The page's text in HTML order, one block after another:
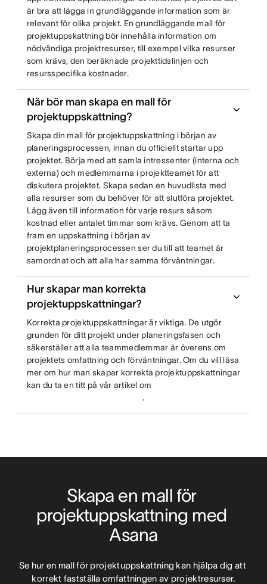
är bra att lägga in grundläggande information som är
relevant för olika projekt. En grundläggande mall för
projektuppskattning bör innehålla information om
nödvändiga projektresurser, till exempel vilka resurser
som krävs, den beräknade projekttidslinjen och
resursspecifika kostnader.
När bör man skapa en mall för
projektuppskattning?
Skapa din mall för projektuppskattning i början av
planeringsprocessen, innan du officiellt startar upp
projektet. Börja med att samla intressenter (interna och
externa) och medlemmarna i projektteamet för att
diskutera projektet. Skapa sedan en huvudlista med
alla resurser som du behöver för att slutföra projektet.
Lägg även till information för varje resurs såsom
kostnad eller antalet timmar som krävs. Genom att ta
fram en uppskattning i början av
projektplaneringsprocessen ser du till att teamet är
samordnat och att alla har samma förväntningar.
Hur skapar man korrekta
projektuppskattningar?
Korrekta projektuppskattningar är viktiga. De utgör
grunden för ditt projekt under planeringsfasen och
säkerställer att alla teammedlemmar är överens om
projektets omfattning och förväntningar. Om du vill läsa
mer om hur man skapar korrekta projektuppskattningar
kan du ta en titt på vår artikel om
.
Skapa en mall för
projektuppskattning med
Asana
Se hur en mall för projektuppskattning kan hjälpa dig att
korrekt fastställa omfattningen av projektresurser.